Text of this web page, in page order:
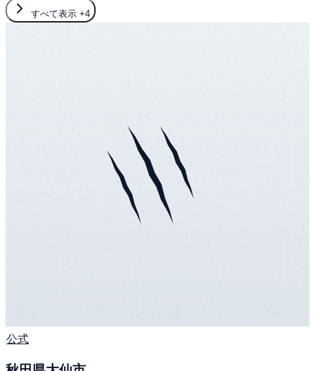
すべて表示 +4
公式